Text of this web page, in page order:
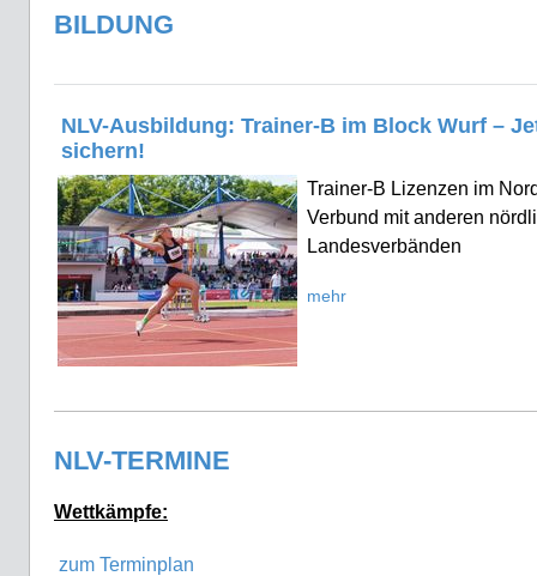
BILDUNG
NLV-Ausbildung: Trainer-B im Block Wurf –
sichern!
Trainer-B Lizenzen im
Verbund mit anderen
Landesverbänden
mehr
NLV-TERMINE
Wettkämpfe:
zum Terminplan